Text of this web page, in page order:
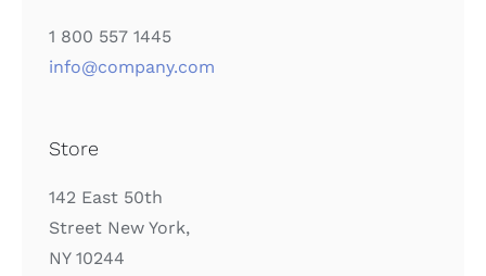
1 800 557 1445
info@company.com
Store
142 East 50th
Street New York,
NY 10244